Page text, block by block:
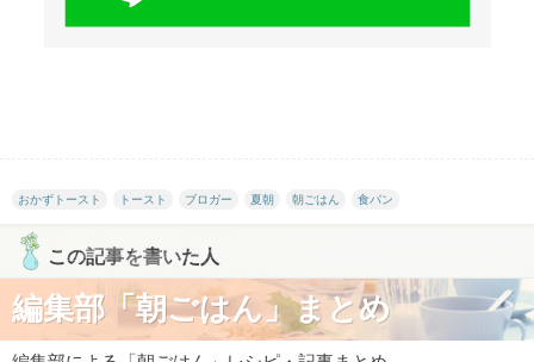
おかずトースト トースト ブロガー 夏朝 朝ごはん 食パン
この記事を書いた人
編集部「朝ごはん」まとめ